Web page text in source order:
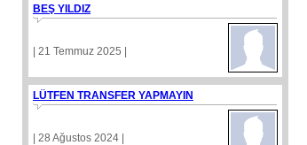
BEŞ YILDIZ
| 21 Temmuz 2025 |
LÜTFEN TRANSFER YAPMAYIN
| 28 Ağustos 2024 |